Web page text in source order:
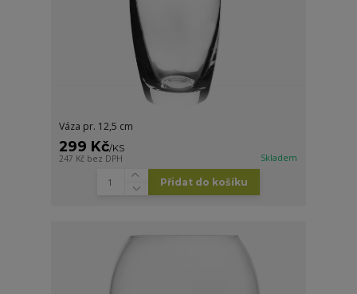
Váza pr. 12,5 cm
299 Kč/KS
247 Kč bez DPH Skladem
Přidat do košíku